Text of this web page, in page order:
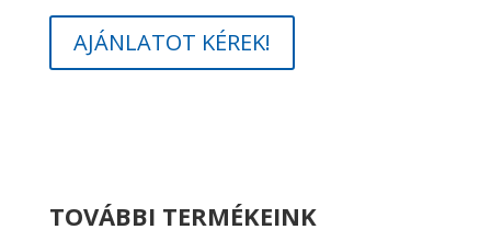
AJÁNLATOT KÉREK!
TOVÁBBI TERMÉKEINK